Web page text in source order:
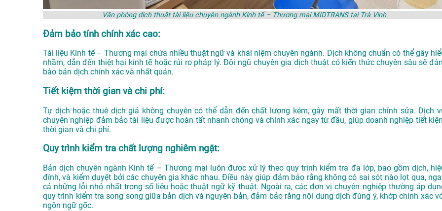
Văn phòng dịch thuật tài liệu chuyên ngành Kinh tế – Thương mại MIDTRANS tại Trà Vinh
Đảm bảo tính chính xác cao:
Tài liệu Kinh tế – Thương mại chứa nhiều thuật ngữ và khái niệm chuyên ngành. Dịch không chuẩn có thể gây
nhầm, dẫn đến thiệt hại kinh tế hoặc rủi ro pháp lý. Đội ngũ chuyên gia dịch thuật có kiến thức chuyên sâu sẽ
bảo bản dịch chính xác và nhất quán.
Tiết kiệm thời gian và chi phí:
Tự dịch hoặc thuê dịch giả không chuyên có thể dẫn đến chất lượng kém, gây mất thời gian chỉnh sửa. Dịch
chuyên nghiệp đảm bảo tài liệu được hoàn tất nhanh chóng và chính xác ngay từ đầu, giúp doanh nghiệp tiết
thời gian và chi phí.
Quy trình kiểm tra chất lượng nghiêm ngặt:
Bản dịch chuyên ngành Kinh tế – Thương mại luôn được xử lý theo quy trình kiểm tra đa lớp, bao gồm dịch,
đính, và kiểm duyệt bởi các chuyên gia khác nhau. Điều này giúp đảm bảo rằng không có sai sót nào lọt qua,
cả những lỗi nhỏ nhất trong số liệu hoặc thuật ngữ kỹ thuật. Ngoài ra, các đơn vị chuyên nghiệp thường áp
quy trình kiểm tra song song giữa bản dịch và nguyên bản, đảm bảo rằng nội dung dịch đúng ý, khớp chính xác
ngôn ngữ gốc.